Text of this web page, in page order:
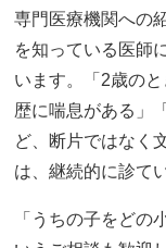
専門医療機関への
を知っている医師
います。「2歳の
歴に喘息がある」
ど、断片ではなく
は、継続的に診て
「うちの子をどの